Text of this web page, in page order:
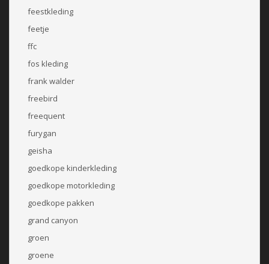
feestkleding
feetje
ffc
fos kleding
frank walder
freebird
freequent
furygan
geisha
goedkope kinderkleding
goedkope motorkleding
goedkope pakken
grand canyon
groen
groene